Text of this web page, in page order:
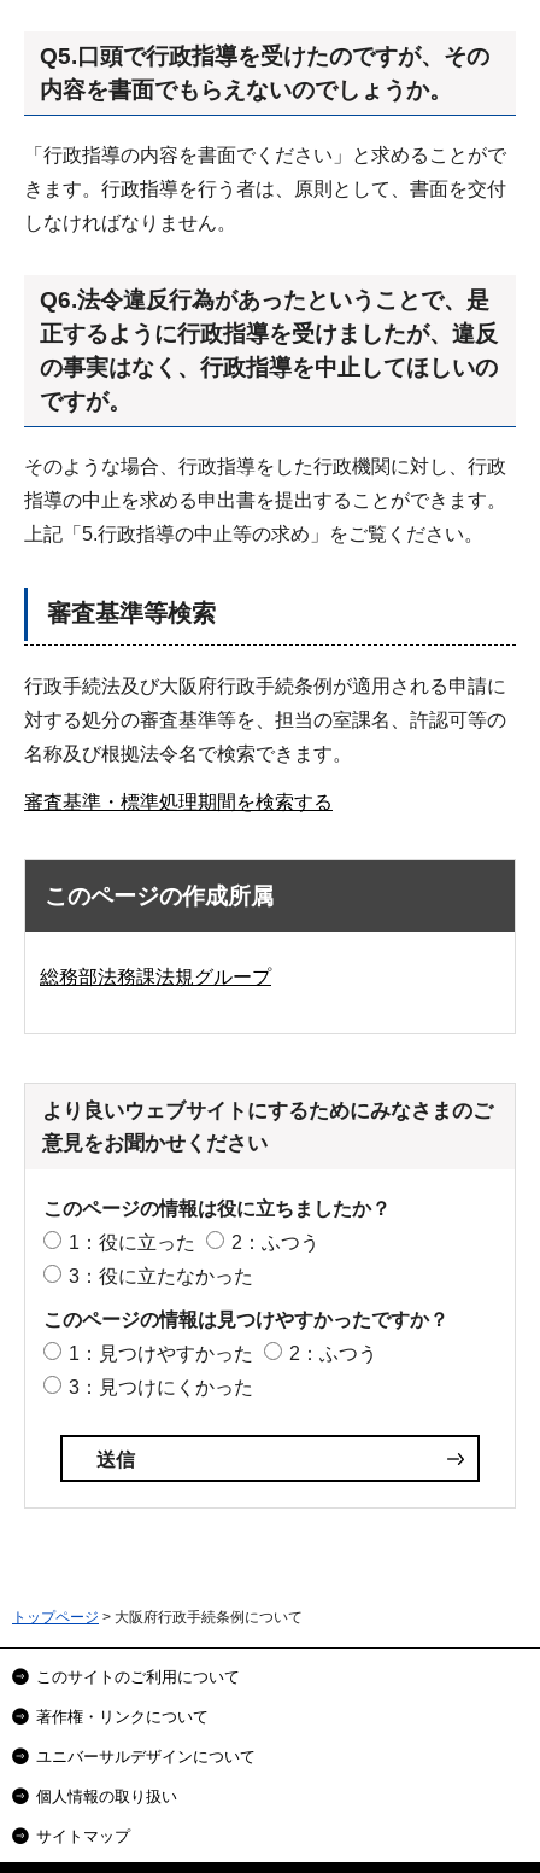
Q5.口頭で行政指導を受けたのですが、その
内容を書面でもらえないのでしょうか。
「行政指導の内容を書面でください」と求めることがで
きます。行政指導を行う者は、原則として、書面を交付
しなければなりません。
Q6.法令違反行為があったということで、是
正するように行政指導を受けましたが、違反
の事実はなく、行政指導を中止してほしいの
ですが。
そのような場合、行政指導をした行政機関に対し、行政
指導の中止を求める申出書を提出することができます。
上記「5.行政指導の中止等の求め」をご覧ください。
審査基準等検索
行政手続法及び大阪府行政手続条例が適用される申請に
対する処分の審査基準等を、担当の室課名、許認可等の
名称及び根拠法令名で検索できます。
審査基準・標準処理期間を検索する
このページの作成所属
総務部法務課法規グループ
より良いウェブサイトにするためにみなさまのご
意見をお聞かせください
このページの情報は役に立ちましたか？
1：役に立った
2：ふつう
3：役に立たなかった
このページの情報は見つけやすかったですか？
1：見つけやすかった
2：ふつう
3：見つけにくかった
トップページ > 大阪府行政手続条例について
このサイトのご利用について
著作権・リンクについて
ユニバーサルデザインについて
個人情報の取り扱い
サイトマップ